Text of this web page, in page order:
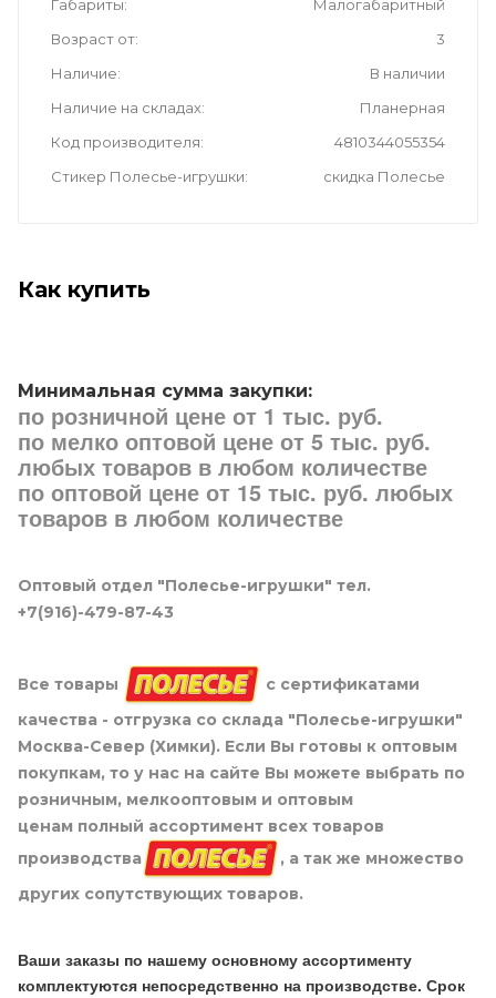
Габариты
Малогабаритный
Возраст от
3
Наличие
В наличии
Наличие на складах
Планерная
Код производителя
4810344055354
Стикер Полесье-игрушки
скидка Полесье
Как купить
Минимальная сумма закупки:
по розничной цене от 1 тыс. руб.
по мелко оптовой цене от 5 тыс. руб.
любых товаров в любом количестве
по оптовой цене от 15 тыс. руб. любых
товаров в любом количестве
Оптовый отдел "Полесье-игрушки" тел.
+7(916)-479-87-43
Все товары
с сертификатами
качества - отгрузка со склада "Полесье-игрушки"
Москва-Север (Химки). Если Вы готовы к оптовым
покупкам, то у нас на сайте Вы можете выбрать по
розничным, мелкооптовым и оптовым
ценам полный ассортимент всех товаров
производства
, а так же множество
других сопутствующих товаров.
Ваши заказы по нашему основному ассортименту
комплектуются непосредственно на производстве. Срок